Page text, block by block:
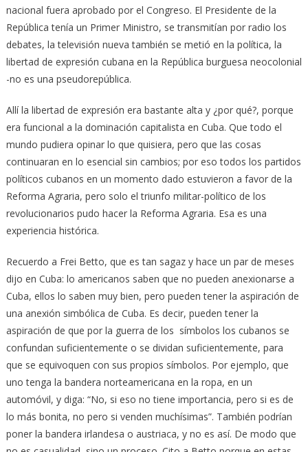
nacional fuera aprobado por el Congreso. El Presidente de la
República tenía un Primer Ministro, se transmitían por radio los
debates, la televisión nueva también se metió en la política, la
libertad de expresión cubana en la República burguesa neocolonial
-no es una pseudorepública.
Allí la libertad de expresión era bastante alta y ¿por qué?, porque
era funcional a la dominación capitalista en Cuba. Que todo el
mundo pudiera opinar lo que quisiera, pero que las cosas
continuaran en lo esencial sin cambios; por eso todos los partidos
políticos cubanos en un momento dado estuvieron a favor de la
Reforma Agraria, pero solo el triunfo militar-político de los
revolucionarios pudo hacer la Reforma Agraria. Esa es una
experiencia histórica.
Recuerdo a Frei Betto, que es tan sagaz y hace un par de meses
dijo en Cuba: lo americanos saben que no pueden anexionarse a
Cuba, ellos lo saben muy bien, pero pueden tener la aspiración de
una anexión simbólica de Cuba. Es decir, pueden tener la
aspiración de que por la guerra de los símbolos los cubanos se
confundan suficientemente o se dividan suficientemente, para
que se equivoquen con sus propios símbolos. Por ejemplo, que
uno tenga la bandera norteamericana en la ropa, en un
automóvil, y diga: “No, si eso no tiene importancia, pero si es de
lo más bonita, no pero si venden muchísimas”. También podrían
poner la bandera irlandesa o austriaca, y no es así. De modo que